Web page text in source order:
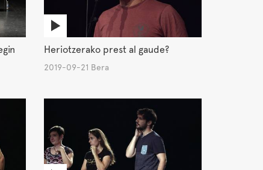
Heriotzerako prest al gaude?
2019-09-21 Bera